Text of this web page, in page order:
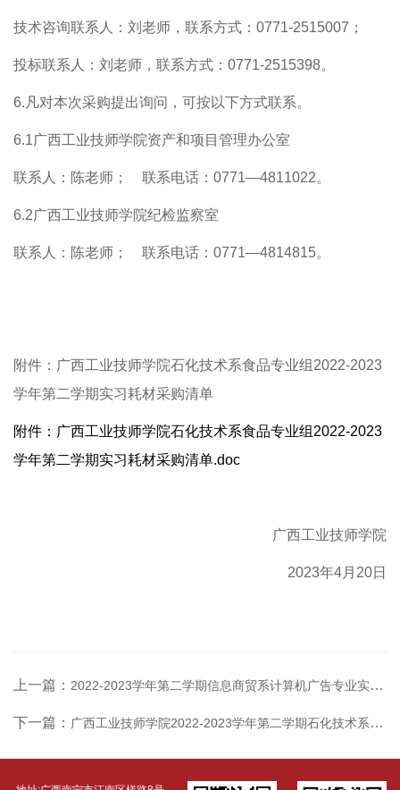
技术咨询联系人：刘老师，联系方式：0771-2515007；
投标联系人：刘老师，联系方式：0771-2515398。
6.凡对本次采购提出询问，可按以下方式联系。
6.1广西工业技师学院资产和项目管理办公室
联系人：陈老师； 联系电话：0771—4811022。
6.2广西工业技师学院纪检监察室
联系人：陈老师； 联系电话：0771—4814815。
附件：广西工业技师学院石化技术系食品专业组2022-2023
学年第二学期实习耗材采购清单
附件：广西工业技师学院石化技术系食品专业组2022-2023
学年第二学期实习耗材采购清单.doc
广西工业技师学院
2023年4月20日
上一篇： 2022-2023学年第二学期信息商贸系计算机广告专业实习耗材中标公示
下一篇： 广西工业技师学院2022-2023学年第二学期石化技术系工业分析组实习耗材采购招标公告